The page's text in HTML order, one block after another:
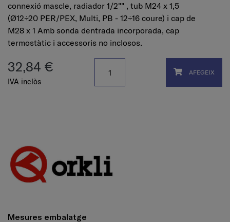
connexió mascle, radiador 1/2"" , tub M24 x 1,5
(Ø12÷20 PER/PEX, Multi, PB - 12÷16 coure) i cap de
M28 x 1 Amb sonda dentrada incorporada, cap
termostàtic i accessoris no inclosos.
32,84 €
IVA inclòs
AFEGEIX
Mesures embalatge